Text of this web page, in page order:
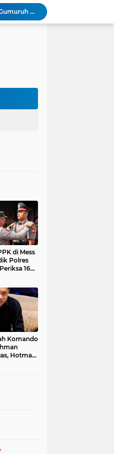
Progres 10 Hari, Pemeliharaan Jaringan Irigasi Tersier di Desa Gumuruh Cileles Berjalan Lancar Sesuai SOP
Program P3-TGAI di Banjarsari Lebak Disorot, Pondasi Diduga Terisi Tanah, Pelaksana Terancam Sanksi Berat Hingga Pidana
ORMAS GAIB 212 DPC LEBAK AKSI DAMAI TUNTUT AUDIT ANGGARAN DAN EVALUASI 50 ANGGOTA DPRD
di Mess
Polres
16
Komando
Hotman
Wartawan